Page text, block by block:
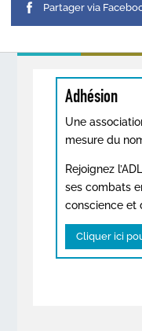
Partager via
Adhésion
Une
mesure du
Rejoignez
ses combats
conscience et
Cliquer ici